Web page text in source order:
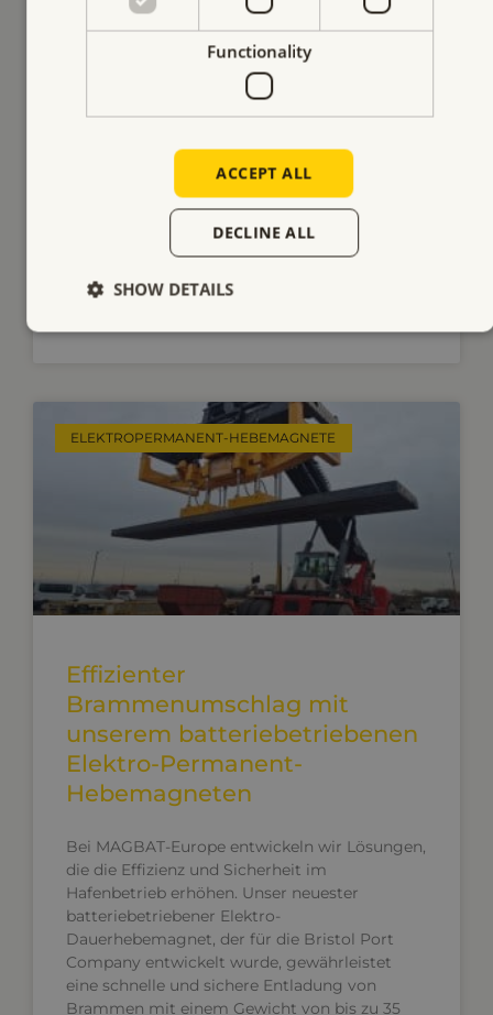
Anheben von Straßenplatten
Oberflächenbeschädigung
Heben und Verlegen von Straßenplatten unter
einer strengen Bedingung: Der Untergrund
durfte nicht beschädigt werden. Sehen Sie sich
unsere Lösung an.
ELEKTROPERMANENT-HEBEMAGNETE
Effizienter
Brammenumschlag mit
unserem batteriebetriebenen
Elektro-Permanent-
Hebemagneten
Bei MAGBAT-Europe entwickeln wir Lösungen,
die die Effizienz und Sicherheit im
Hafenbetrieb erhöhen. Unser neuester
batteriebetriebener Elektro-
Dauerhebemagnet, der für die Bristol Port
Company entwickelt wurde, gewährleistet
eine schnelle und sichere Entladung von
Brammen mit einem Gewicht von bis zu 35
Functionality
ACCEPT ALL
DECLINE ALL
SHOW DETAILS